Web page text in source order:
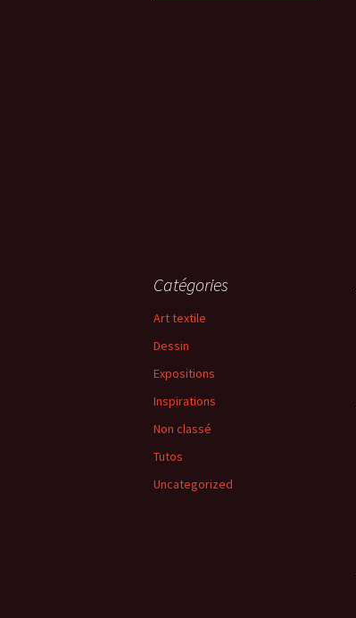
Catégories
Art textile
Dessin
Expositions
Inspirations
Non classé
Tutos
Uncategorized